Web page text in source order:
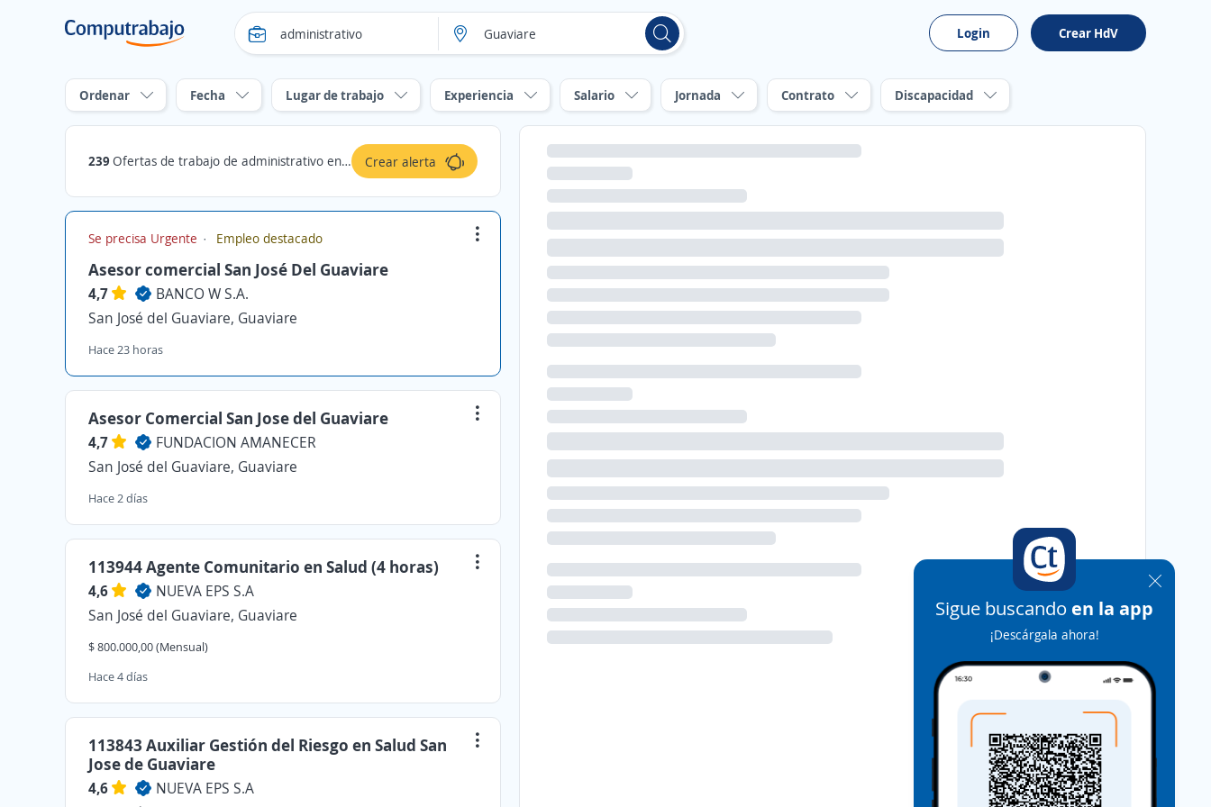
Login Crear HdV
Ordenar Fecha Lugar de trabajo Experiencia Salario Jornada Contrato Discapacidad
239 Ofertas de trabajo de administrativo en Guaviare Crear alerta
Se precisa Urgente Empleo destacado
Asesor comercial San José Del Guaviare
4,7
BANCO W S.A.
San José del Guaviare, Guaviare
Hace 23 horas
Asesor Comercial San Jose del Guaviare
4,7
FUNDACION AMANECER
San José del Guaviare, Guaviare
Hace 2 días
113944 Agente Comunitario en Salud (4 horas)
4,6
NUEVA EPS S.A
San José del Guaviare, Guaviare
$ 800.000,00 (Mensual)
Hace 4 días
113843 Auxiliar Gestión del Riesgo en Salud San
Jose de Guaviare
4,6
NUEVA EPS S.A
Sigue buscando en la app
¡Descárgala ahora!